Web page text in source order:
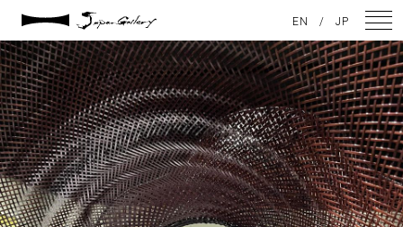
369602964_306928865322042_1403439142884118958_n
EN / JP
NEWS
ARTISTS
GALLERY
INSPIRATION